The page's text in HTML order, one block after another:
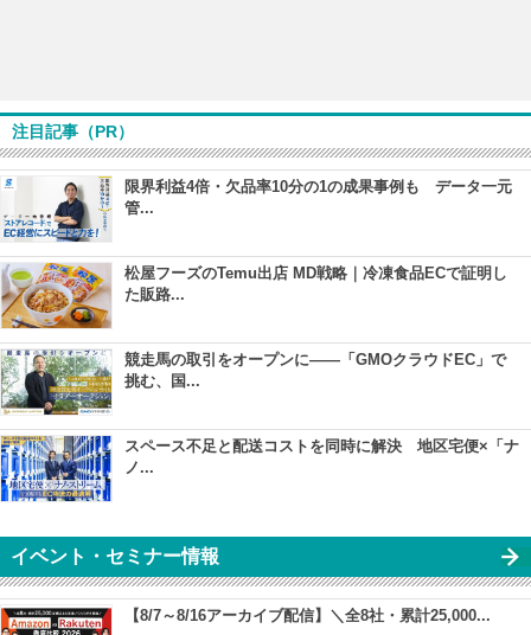
注目記事（PR）
限界利益4倍・欠品率10分の1の成果事例も データ一元
管...
松屋フーズのTemu出店 MD戦略｜冷凍食品ECで証明し
た販路...
競走馬の取引をオープンに――「GMOクラウドEC」で
挑む、国...
スペース不足と配送コストを同時に解決 地区宅便×「ナ
ノ...
イベント・セミナー情報
【8/7～8/16アーカイブ配信】＼全8社・累計25,000...